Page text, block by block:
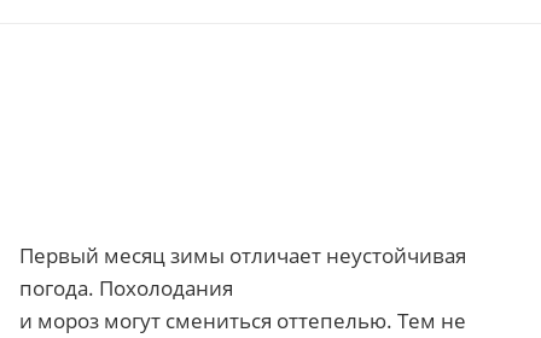
Первый месяц зимы отличает неустойчивая
погода. Похолодания
и мороз могут смениться оттепелью. Тем не